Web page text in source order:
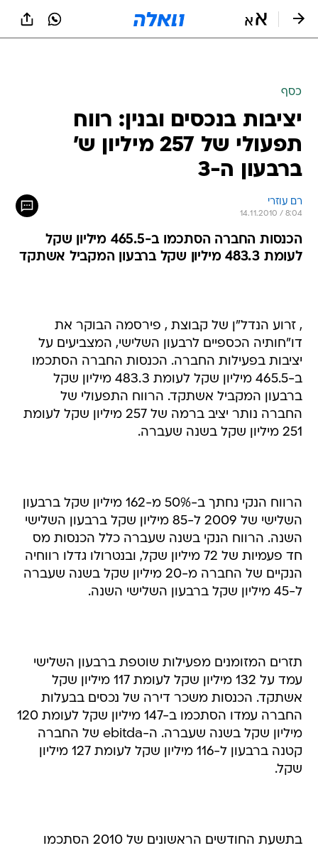
כסף
יציבות בנכסים ובנין: רווח
תפעולי של 257 מיליון ש'
ברבעון ה-3
רם עוזרי
14.11.2010 / 8:04
הכנסות החברה הסתכמו ב-465.5 מיליון שקל
לעומת 483.3 מיליון שקל ברבעון המקביל אשתקד
, זרוע הנדל"ן של קבוצת , פירסמה הבוקר את
דו"חותיה הכספיים לרבעון השלישי, המצביעים על
יציבות בפעילות החברה. הכנסות החברה הסתכמו
ב-465.5 מיליון שקל לעומת 483.3 מיליון שקל
ברבעון המקביל אשתקד. הרווח התפעולי של
החברה נותר יציב ברמה של 257 מיליון שקל לעומת
251 מיליון שקל בשנה שעברה.
הרווח הנקי נחתך ב-50% מ-162 מיליון שקל ברבעון
השלישי של 2009 ל-85 מיליון שקל ברבעון השלישי
השנה. הרווח הנקי בשנה שעברה כלל הכנסות מס
חד פעמיות של 72 מיליון שקל, ובנטרולו גדלו רווחיה
הנקיים של החברה מ-20 מיליון שקל בשנה שעברה
ל-45 מיליון שקל ברבעון השלישי השנה.
תזרים המזומנים מפעילות שוטפת ברבעון השלישי
עמד על 132 מיליון שקל לעומת 117 מיליון שקל
אשתקד. הכנסות משכר דירה של נכסים בבעלות
החברה עמדו הסתכמו ב-147 מיליון שקל לעומת 120
מיליון שקל בשנה שעברה. ה-ebitda של החברה
קטנה ברבעון ל-116 מיליון שקל לעומת 127 מיליון
שקל.
בתשעת החודשים הראשונים של 2010 הסתכמו